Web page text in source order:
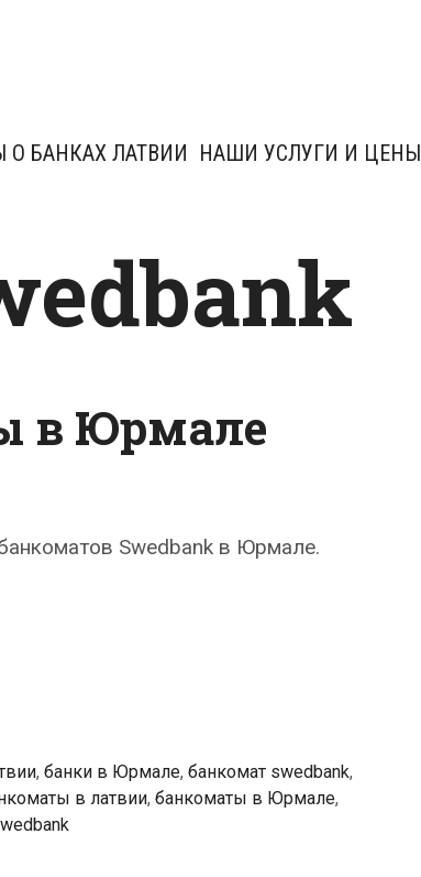
О БАНКАХ ЛАТВИИ НАШИ УСЛУГИ И ЦЕНЫ
в Юрмале
Swedbank в Юрмале.
, банки в Юрмале, банкомат swedbank,
в латвии, банкоматы в Юрмале,